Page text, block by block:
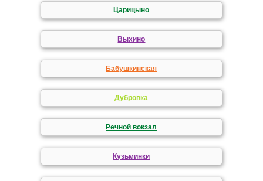
Царицыно
Выхино
Бабушкинская
Дубровка
Речной вокзал
Кузьминки